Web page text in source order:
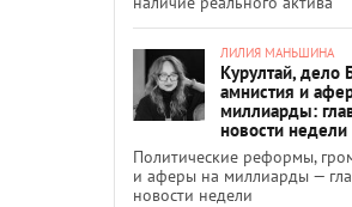
ЛИЛИЯ МАНЬШИНА
Курултай, дело
амнистия и
миллиарды:
новости недели
Политические реформы,
и аферы на миллиарды —
новости недели